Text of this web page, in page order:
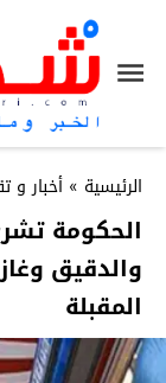
الرئيسية » أخبار و
الحكومة
والدقيق
المقبلة